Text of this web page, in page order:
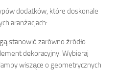
dodatków, które doskonale
aranżacjach:
stanowić zarówno źródło
dekoracyjny. Wybieraj
wiszące o geometrycznych